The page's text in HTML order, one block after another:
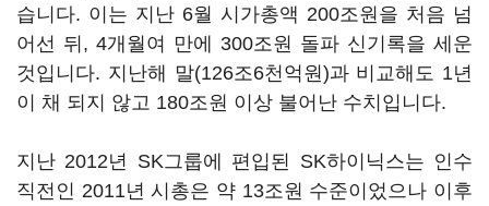
습니다. 이는 지난 6월 시가총액 200조원을 처음 넘
어선 뒤, 4개월여 만에 300조원 돌파 신기록을 세운
것입니다. 지난해 말(126조6천억원)과 비교해도 1년
이 채 되지 않고 180조원 이상 불어난 수치입니다.
지난 2012년 SK그룹에 편입된 SK하이닉스는 인수
직전인 2011년 시총은 약 13조원 수준이었으나 이후